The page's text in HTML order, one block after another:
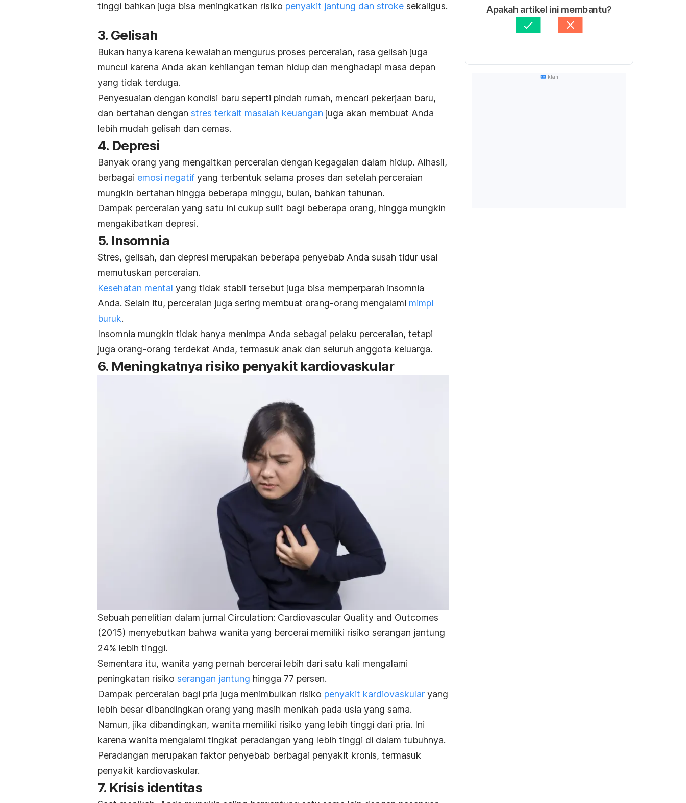
tinggi bahkan juga bisa meningkatkan risiko penyakit jantung dan stroke sekaligus.
3. Gelisah
Bukan hanya karena kewalahan mengurus proses perceraian, rasa gelisah juga
muncul karena Anda akan kehilangan teman hidup dan menghadapi masa depan
yang tidak terduga.
Penyesuaian dengan kondisi baru seperti pindah rumah, mencari pekerjaan baru,
dan bertahan dengan stres terkait masalah keuangan juga akan membuat Anda
lebih mudah gelisah dan cemas.
4. Depresi
Banyak orang yang mengaitkan perceraian dengan kegagalan dalam hidup. Alhasil,
berbagai emosi negatif yang terbentuk selama proses dan setelah perceraian
mungkin bertahan hingga beberapa minggu, bulan, bahkan tahunan.
Dampak perceraian yang satu ini cukup sulit bagi beberapa orang, hingga mungkin
mengakibatkan depresi.
5. Insomnia
Stres, gelisah, dan depresi merupakan beberapa penyebab Anda susah tidur usai
memutuskan perceraian.
Kesehatan mental yang tidak stabil tersebut juga bisa memperparah insomnia
Anda. Selain itu, perceraian juga sering membuat orang-orang mengalami mimpi
buruk.
Insomnia mungkin tidak hanya menimpa Anda sebagai pelaku perceraian, tetapi
juga orang-orang terdekat Anda, termasuk anak dan seluruh anggota keluarga.
6. Meningkatnya risiko penyakit kardiovaskular
Sebuah penelitian dalam jurnal Circulation: Cardiovascular Quality and Outcomes
(2015) menyebutkan bahwa wanita yang bercerai memiliki risiko serangan jantung
24% lebih tinggi.
Sementara itu, wanita yang pernah bercerai lebih dari satu kali mengalami
peningkatan risiko serangan jantung hingga 77 persen.
Dampak perceraian bagi pria juga menimbulkan risiko penyakit kardiovaskular yang
lebih besar dibandingkan orang yang masih menikah pada usia yang sama.
Namun, jika dibandingkan, wanita memiliki risiko yang lebih tinggi dari pria. Ini
karena wanita mengalami tingkat peradangan yang lebih tinggi di dalam tubuhnya.
Peradangan merupakan faktor penyebab berbagai penyakit kronis, termasuk
penyakit kardiovaskular.
7. Krisis identitas
Apakah artikel ini membantu?
Iklan